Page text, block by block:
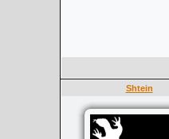
Shtein